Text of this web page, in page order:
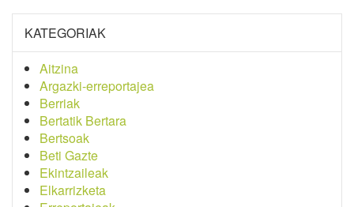
KATEGORIAK
Aitzina
Argazki-erreportajea
Berriak
Bertatik Bertara
Bertsoak
Beti Gazte
Ekintzaileak
Elkarrizketa